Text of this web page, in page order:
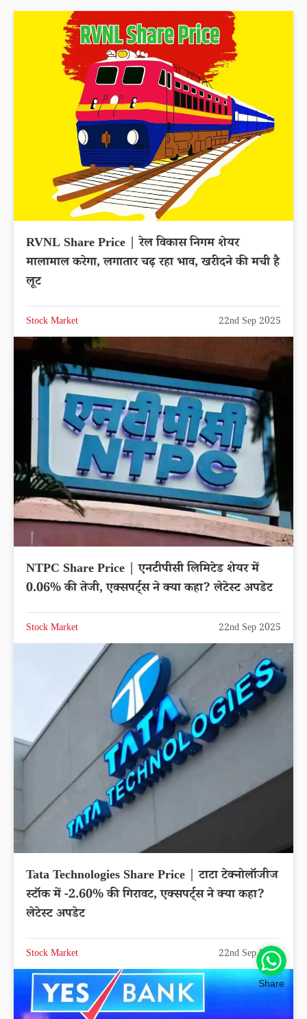
RVNL Share Price | रेल विकास निगम शेयर
मालामाल करेगा, लगातार चढ़ रहा भाव, खरीदने की मची है
लूट
Stock Market 22nd Sep 2025
NTPC Share Price | एनटीपीसी लिमिटेड शेयर में
0.06% की तेजी, एक्सपर्ट्स ने क्या कहा? लेटेस्ट अपडेट
Stock Market 22nd Sep 2025
Tata Technologies Share Price | टाटा टेक्नोलॉजीज
स्टॉक में -2.60% की गिरावट, एक्सपर्ट्स ने क्या कहा?
लेटेस्ट अपडेट
Stock Market 22nd Sep 2025
Share